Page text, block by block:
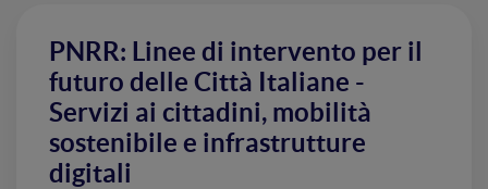
PNRR: Linee di intervento per il
futuro delle Città Italiane -
Servizi ai cittadini, mobilità
sostenibile e infrastrutture
digitali